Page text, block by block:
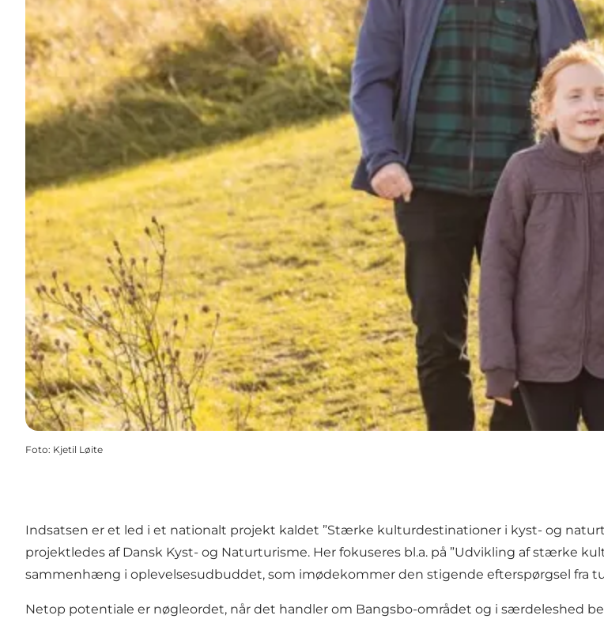
Foto: Kjetil Løite
Indsatsen er et led i et nationalt projekt kaldet ”Stærke kulturdestinationer i kyst- og
projektledes af Dansk Kyst- og Naturturisme. Her fokuseres bl.a. på ”Udvikling af stærke
sammenhæng i oplevelsesudbuddet, som imødekommer den stigende efterspørgsel fra
Netop potentiale er nøgleordet, når det handler om Bangsbo-området og i særdeleshed